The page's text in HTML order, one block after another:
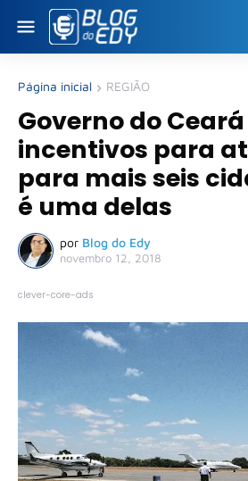
Página inicial REGIÃO
Governo do
incentivos para
para mais seis
é uma delas
por Blog do Edy
novembro 12, 2018
clever-core-ads